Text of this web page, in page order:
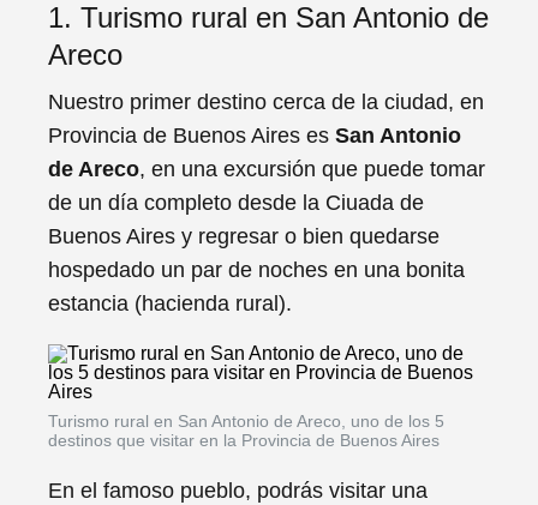
1. Turismo rural en San Antonio de
Areco
Nuestro primer destino cerca de la ciudad, en
Provincia de Buenos Aires es San Antonio
de Areco, en una excursión que puede tomar
de un día completo desde la Ciuada de
Buenos Aires y regresar o bien quedarse
hospedado un par de noches en una bonita
estancia (hacienda rural).
Turismo rural en San Antonio de Areco, uno de los 5
destinos que visitar en la Provincia de Buenos Aires
En el famoso pueblo, podrás visitar una